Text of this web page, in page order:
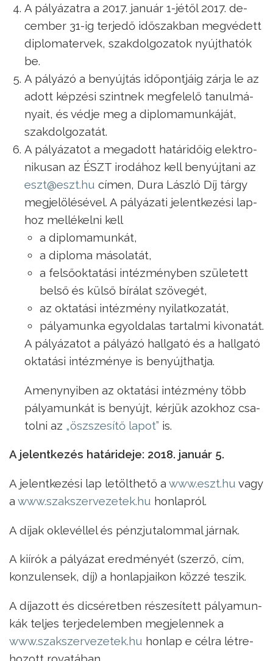
A pá­lyá­zat­ra a 2017. ja­nu­ár 1-jé­től 2017. de­
cem­ber 31-ig ter­je­dő idő­szak­ban meg­vé­dett
dip­lo­ma­ter­vek, szak­dol­go­za­tok nyújt­ha­tók
be.
A pá­lyá­zó a be­nyúj­tás idő­pont­já­ig zár­ja le az
adott kép­zé­si szint­nek meg­fe­le­lő ta­nul­má­
nya­it, és véd­je meg a dip­lo­ma­mun­ká­ját,
szak­dol­go­za­tát.
A pá­lyá­za­tot a meg­adott ha­tár­idő­ig elekt­ro­
ni­ku­san az ÉSZT iro­dá­hoz kell be­nyúj­ta­ni az
eszt@eszt.hu cí­men, Du­ra Lász­ló Díj tárgy
meg­je­lö­lé­sé­vel. A pá­lyá­za­ti je­lent­ke­zé­si lap­
hoz mel­lé­kel­ni kell
a dip­lo­ma­mun­kát,
a dip­lo­ma má­so­la­tát,
a fel­ső­ok­ta­tá­si in­téz­mény­ben szü­le­tett
bel­ső és kül­ső bí­rá­lat szö­ve­gét,
az ok­ta­tá­si in­téz­mény nyi­lat­ko­za­tát,
pá­lya­mun­ka egy­ol­da­las tar­tal­mi ki­vo­na­tát.
A pá­lyá­za­tot a pá­lyá­zó hall­ga­tó és a hall­ga­tó
ok­ta­tá­si in­téz­mé­nye is be­nyújt­hat­ja.
Ameny­nyi­ben az ok­ta­tá­si in­téz­mény több
pá­lya­mun­kát is be­nyújt, kér­jük azok­hoz csa­
tol­ni az „­ösz­sze­sí­tő la­pot” is.
A je­lent­ke­zés ha­tár­ide­je: 2018. ja­nu­ár 5.
A je­lent­ke­zé­si lap le­tölt­he­tő a www.eszt.hu vagy
a www.szak­szer­ve­ze­tek.hu hon­lap­ról.
A dí­jak ok­le­vél­lel és pénz­ju­ta­lom­mal jár­nak.
A ki­írók a pá­lyá­zat ered­mé­nyét (szer­ző, cím,
kon­zu­len­sek, díj) a hon­lap­ja­i­kon köz­zé te­szik.
A dí­ja­zott és di­csé­ret­ben ré­sze­sí­tett pá­lya­mun­
kák tel­jes ter­je­de­lem­ben meg­je­len­nek a
www.szak­szer­ve­ze­tek.hu hon­lap e cél­ra lét­re­